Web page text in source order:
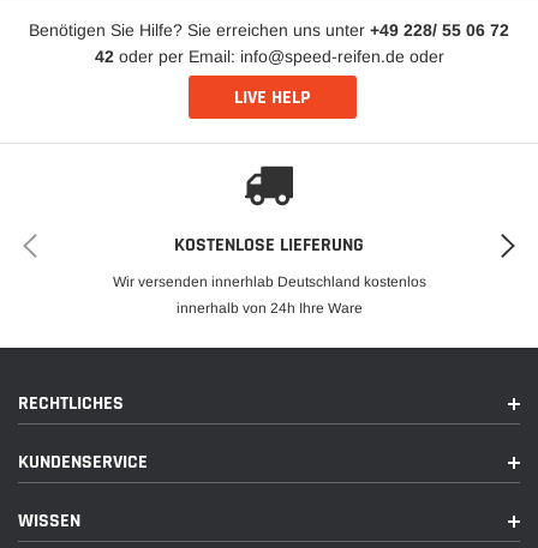
Benötigen Sie Hilfe? Sie erreichen uns unter +49 228/ 55 06 72
42oder per Email: info@speed-reifen.de oder
LIVE HELP
KOSTENLOSE LIEFERUNG
Wir versenden innerhlab Deutschland kostenlos
innerhalb von 24h Ihre Ware
RECHTLICHES
KUNDENSERVICE
WISSEN